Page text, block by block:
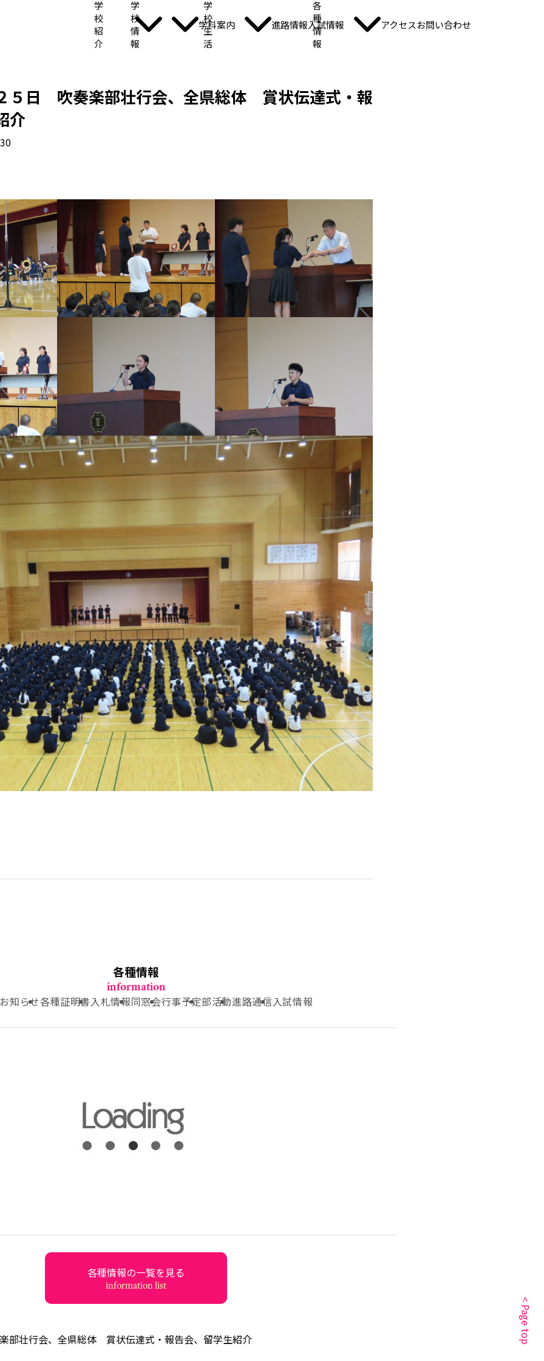
学
校
紹
介
学
校
情
報
学科案内
学
校
生
活
進路情報入試情報
各
種
情
報
アクセスお問い合わせ
５日 吹奏楽部壮行会、全県総体 賞状伝達式・報
介
各種情報
information
お知らせ各種証明書入札情報同窓会行事予定部活動進路通信入試情報
各種情報の一覧を見る
information list
部壮行会、全県総体 賞状伝達式・報告会、留学生紹介 < Page top